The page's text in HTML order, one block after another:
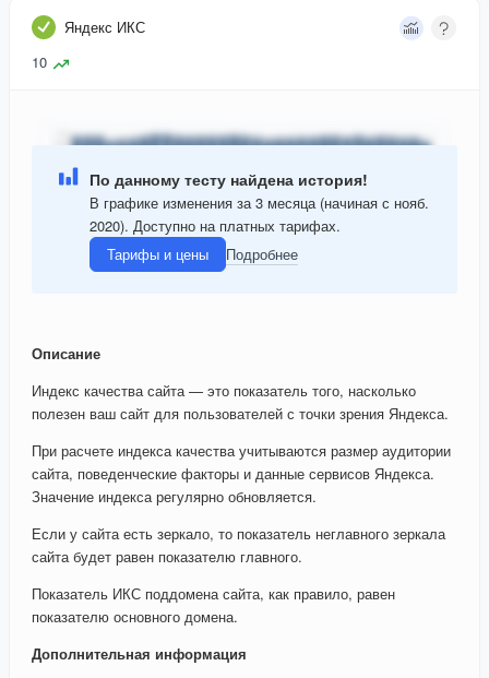
Яндекс ИКС
10
По данному тесту найдена история!
В графике изменения за 3 месяца (начиная с нояб.
2020). Доступно на платных тарифах.
Тарифы и цены
Подробнее
Описание
Индекс качества сайта — это показатель того, насколько
полезен ваш сайт для пользователей с точки зрения Яндекса.
При расчете индекса качества учитываются размер аудитории
сайта, поведенческие факторы и данные сервисов Яндекса.
Значение индекса регулярно обновляется.
Если у сайта есть зеркало, то показатель неглавного зеркала
сайта будет равен показателю главного.
Показатель ИКС поддомена сайта, как правило, равен
показателю основного домена.
Дополнительная информация